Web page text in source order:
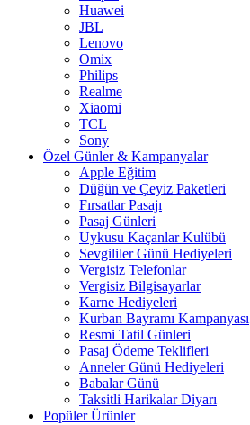
Huawei
JBL
Lenovo
Omix
Philips
Realme
Xiaomi
TCL
Sony
Özel Günler & Kampanyalar
Apple Eğitim
Düğün ve Çeyiz Paketleri
Fırsatlar Pasajı
Pasaj Günleri
Uykusu Kaçanlar Kulübü
Sevgililer Günü Hediyeleri
Vergisiz Telefonlar
Vergisiz Bilgisayarlar
Karne Hediyeleri
Kurban Bayramı Kampanyası
Resmi Tatil Günleri
Pasaj Ödeme Teklifleri
Anneler Günü Hediyeleri
Babalar Günü
Taksitli Harikalar Diyarı
Popüler Ürünler